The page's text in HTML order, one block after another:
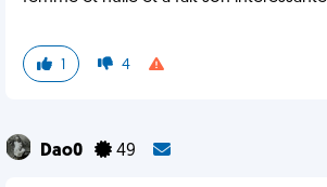
1 4
Dao0 49